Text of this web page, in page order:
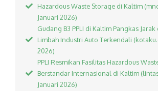
Hazardous Waste Storage di Kaltim
Januari 2026)
Gudang B3 PPLI di Kaltim Pangkas
Limbah Industri Auto Terkendali
2026)
PPLI Resmikan Fasilitas Hazardous
Berstandar Internasional di Kaltim
Januari 2026)